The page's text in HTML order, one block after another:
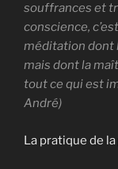
souffrances et
conscience,
méditation dont
mais dont la
tout ce qui est
André)
La pratique de